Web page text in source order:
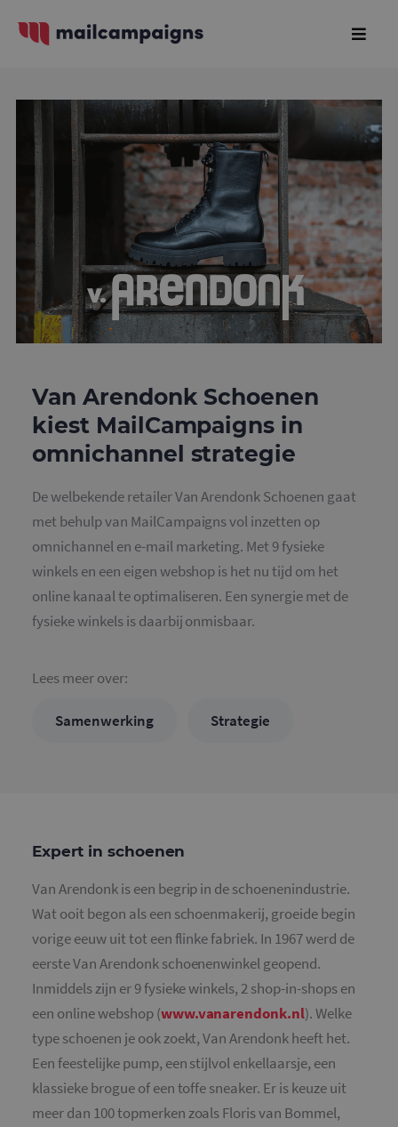
Van Arendonk Schoenen
kiest MailCampaigns in
omnichannel strategie
De welbekende retailer Van Arendonk Schoenen gaat
met behulp van MailCampaigns vol inzetten op
omnichannel en e-mail marketing. Met 9 fysieke
winkels en een eigen webshop is het nu tijd om het
online kanaal te optimaliseren. Een synergie met de
fysieke winkels is daarbij onmisbaar.
Lees meer over:
Samenwerking Strategie
Expert in schoenen
Van Arendonk is een begrip in de schoenenindustrie.
Wat ooit begon als een schoenmakerij, groeide begin
vorige eeuw uit tot een flinke fabriek. In 1967 werd de
eerste Van Arendonk schoenenwinkel geopend.
Inmiddels zijn er 9 fysieke winkels, 2 shop-in-shops en
een online webshop (www.vanarendonk.nl). Welke
type schoenen je ook zoekt, Van Arendonk heeft het.
Een feestelijke pump, een stijlvol enkellaarsje, een
klassieke brogue of een toffe sneaker. Er is keuze uit
meer dan 100 topmerken zoals Floris van Bommel,